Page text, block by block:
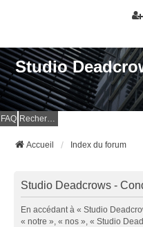
Studio
FAQ Rechercher
Accueil Index du forum
Studio Deadcrows -
En accédant à « Studio
« notre », « nos », « Studio